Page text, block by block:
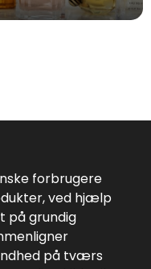
forbrugere
ved hjælp
på grundig
på tværs